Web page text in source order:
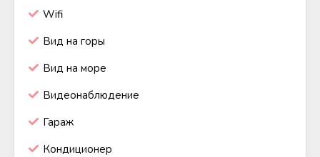
Wifi
Вид на горы
Вид на море
Видеонаблюдение
Гараж
Кондиционер